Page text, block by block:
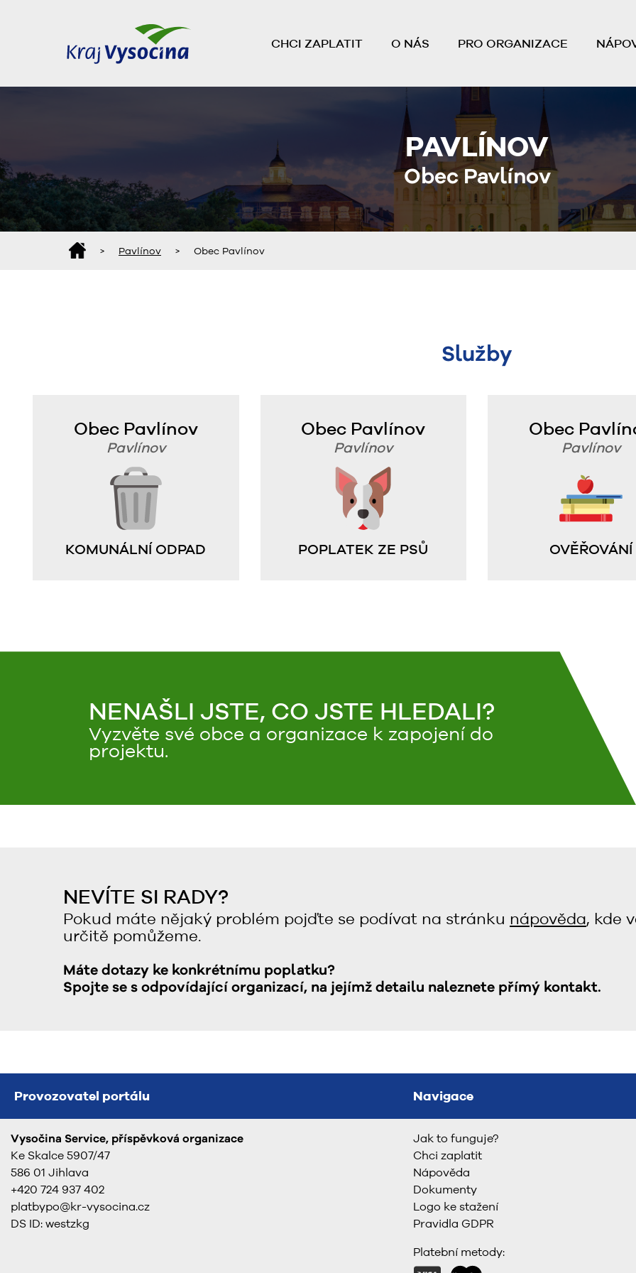
CHCI ZAPLATIT O NÁS PRO ORGANIZACE
PAVLÍNOV
Obec Pavlínov
> Pavlínov > Obec Pavlínov
Služby
Obec Pavlínov
Pavlínov
KOMUNÁLNÍ ODPAD
Obec Pavlínov
Pavlínov
POPLATEK ZE PSŮ
Obec
Pavlínov
OVĚŘOVÁNÍ
NENAŠLI JSTE, CO JSTE HLEDALI?
Vyzvěte své obce a organizace k zapojení do
projektu.
NEVÍTE SI RADY?
Pokud máte nějaký problém pojďte se podívat na stránku nápověda, kde
určitě pomůžeme.
Máte dotazy ke konkrétnímu poplatku?
Spojte se s odpovídající organizací, na jejímž detailu naleznete přímý kontakt.
Provozovatel portálu Navigace
Vysočina Service, příspěvková organizace
Ke Skalce 5907/47
586 01 Jihlava
+420 724 937 402
platbypo@kr-vysocina.cz
DS ID: westzkg
Jak to funguje?
Chci zaplatit
Nápověda
Dokumenty
Logo ke stažení
Pravidla GDPR
Platební metody: